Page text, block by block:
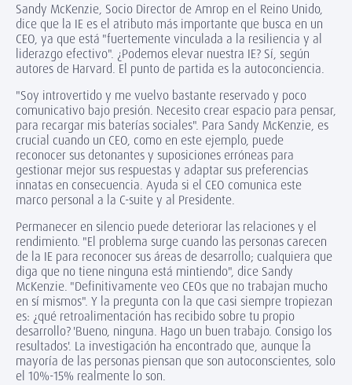
Sandy McKenzie, Socio Director de Amrop en el Reino Unido,
dice que la IE es el atributo más importante que busca en un
CEO, ya que está "fuertemente vinculada a la resiliencia y al
liderazgo efectivo". ¿Podemos elevar nuestra IE? Sí, según
autores de Harvard. El punto de partida es la autoconciencia.
"Soy introvertido y me vuelvo bastante reservado y poco
comunicativo bajo presión. Necesito crear espacio para pensar,
para recargar mis baterías sociales". Para Sandy McKenzie, es
crucial cuando un CEO, como en este ejemplo, puede
reconocer sus detonantes y suposiciones erróneas para
gestionar mejor sus respuestas y adaptar sus preferencias
innatas en consecuencia. Ayuda si el CEO comunica este
marco personal a la C-suite y al Presidente.
Permanecer en silencio puede deteriorar las relaciones y el
rendimiento. "El problema surge cuando las personas carecen
de la IE para reconocer sus áreas de desarrollo; cualquiera que
diga que no tiene ninguna está mintiendo", dice Sandy
McKenzie. "Definitivamente veo CEOs que no trabajan mucho
en sí mismos". Y la pregunta con la que casi siempre tropiezan
es: ¿qué retroalimentación has recibido sobre tu propio
desarrollo? 'Bueno, ninguna. Hago un buen trabajo. Consigo los
resultados'. La investigación ha encontrado que, aunque la
mayoría de las personas piensan que son autoconscientes, solo
el 10%-15% realmente lo son.